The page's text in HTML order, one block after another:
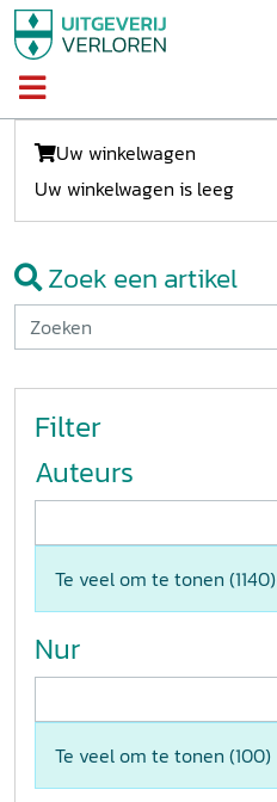
Uw winkelwagen
Uw winkelwagen is leeg
Zoek een artikel
Filter
Auteurs
Te veel om te tonen (1140)
Nur
Te veel om te tonen (100)